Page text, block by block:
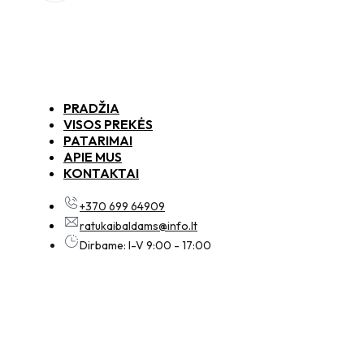
PRADŽIA
VISOS PREKĖS
PATARIMAI
APIE MUS
KONTAKTAI
+370 699 64909
ratukaibaldams@info.lt
Dirbame: I-V 9:00 - 17:00